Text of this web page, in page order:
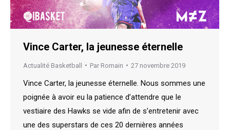
Vince Carter, la jeunesse éternelle
Actualité Basketball Par Romain 27 novembre 2019
Vince Carter, la jeunesse éternelle. Nous sommes une
poignée à avoir eu la patience d’attendre que le
vestiaire des Hawks se vide afin de s’entretenir avec
une des superstars de ces 20 dernières années